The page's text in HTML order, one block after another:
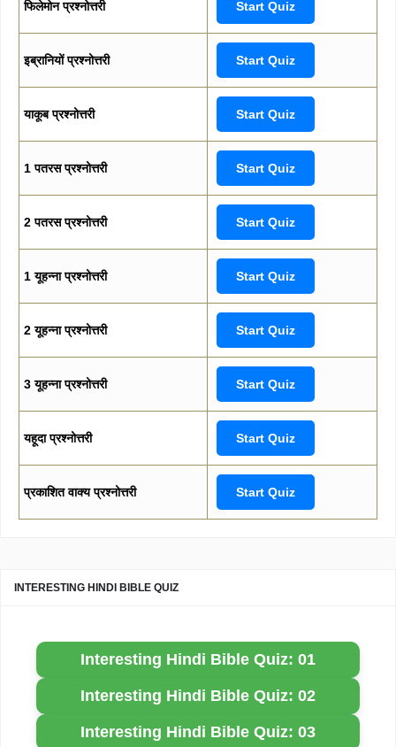
फिलेमोन प्रश्नोत्तरी Start Quiz
इब्रानियों प्रश्नोत्तरी Start Quiz
याकूब प्रश्नोत्तरी Start Quiz
1 पतरस प्रश्नोत्तरी Start Quiz
2 पतरस प्रश्नोत्तरी Start Quiz
1 यूहन्ना प्रश्नोत्तरी Start Quiz
2 यूहन्ना प्रश्नोत्तरी Start Quiz
3 यूहन्ना प्रश्नोत्तरी Start Quiz
यहूदा प्रश्नोत्तरी Start Quiz
प्रकाशित वाक्य प्रश्नोत्तरी Start Quiz
INTERESTING HINDI BIBLE QUIZ
Interesting Hindi Bible Quiz: 01
Interesting Hindi Bible Quiz: 02
Interesting Hindi Bible Quiz: 03